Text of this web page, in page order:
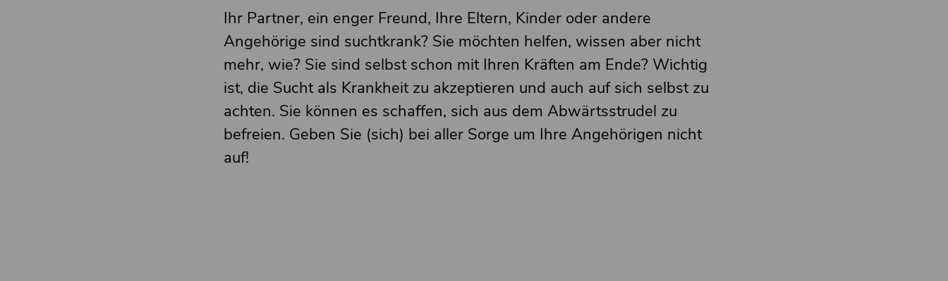
Ihr Partner, ein enger Freund, Ihre Eltern, Kinder oder andere
Angehörige sind suchtkrank? Sie möchten helfen, wissen aber nicht
mehr, wie? Sie sind selbst schon mit Ihren Kräften am Ende? Wichtig
ist, die Sucht als Krankheit zu akzeptieren und auch auf sich selbst zu
achten. Sie können es schaffen, sich aus dem Abwärtsstrudel zu
befreien. Geben Sie (sich) bei aller Sorge um Ihre Angehörigen nicht
auf!